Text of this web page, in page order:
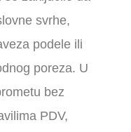
svrhe,
podele ili
poreza. U
bez
PDV,